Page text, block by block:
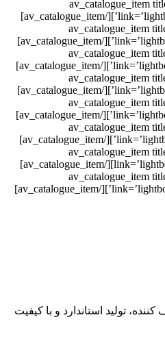
[av_catalogue_item
link=’lightbox’
[av_catalogue_item
link=’lightbox’
[av_catalogue_item
link=’lightbox’
[av_catalogue_item
link=’lightbox’
[av_catalogue_item
link=’lightbox’
[av_catalogue_item
link=’lightbox’
[av_catalogue_item
link=’lightbox’
[av_catalogue_item
link=’lightbox’
تولید استاندارد و با کیفیت